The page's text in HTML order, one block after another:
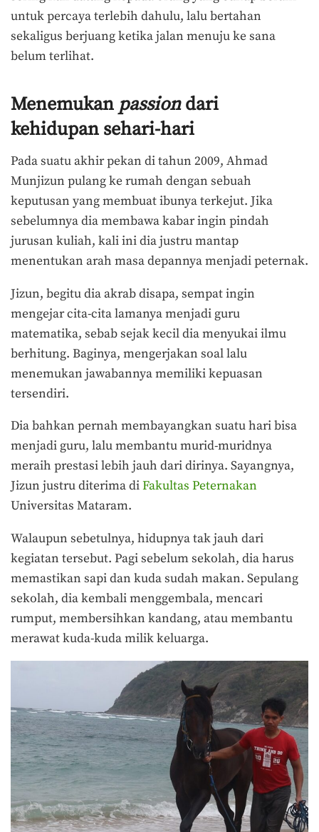
untuk percaya terlebih dahulu, lalu bertahan
sekaligus berjuang ketika jalan menuju ke sana
belum terlihat.
Menemukan passiondari
kehidupan sehari-hari
Pada suatu akhir pekan di tahun 2009, Ahmad
Munjizun pulang ke rumah dengan sebuah
keputusan yang membuat ibunya terkejut. Jika
sebelumnya dia membawa kabar ingin pindah
jurusan kuliah, kali ini dia justru mantap
menentukan arah masa depannya menjadi peternak.
Jizun, begitu dia akrab disapa, sempat ingin
mengejar cita-cita lamanya menjadi guru
matematika, sebab sejak kecil dia menyukai ilmu
berhitung. Baginya, mengerjakan soal lalu
menemukan jawabannya memiliki kepuasan
tersendiri.
Dia bahkan pernah membayangkan suatu hari bisa
menjadi guru, lalu membantu murid-muridnya
meraih prestasi lebih jauh dari dirinya. Sayangnya,
Jizun justru diterima diFakultas Peternakan
Universitas Mataram.
Walaupun sebetulnya, hidupnya tak jauh dari
kegiatan tersebut. Pagi sebelum sekolah, dia harus
memastikan sapi dan kuda sudah makan. Sepulang
sekolah, dia kembali menggembala, mencari
rumput, membersihkan kandang, atau membantu
merawat kuda-kuda milik keluarga.